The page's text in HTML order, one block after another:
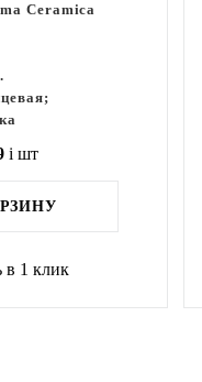
Ceramica
i шт
в 1 клик